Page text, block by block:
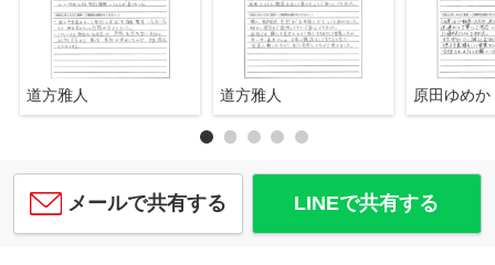
道方雅人 道方雅人 原田ゆめか
メールで共有する LINEで共有する